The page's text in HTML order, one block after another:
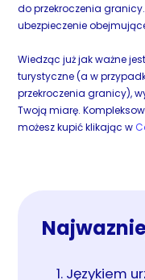
do przekroczenia
ubezpieczenie
Wiedząc już jak ważne
turystyczne (a w
przekroczenia granicy),
Twoją miarę.
możesz kupić klikając w
Językiem